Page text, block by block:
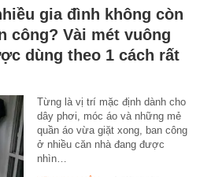
gia đình không còn
công? Vài mét vuông
dùng theo 1 cách rất
Từng là vị trí mặc định dành cho
dây phơi, móc áo và những mẻ
quần áo vừa giặt xong, ban công
ở nhiều căn nhà đang được
nhìn…